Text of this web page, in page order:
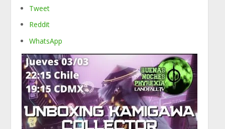
Tweet
Reddit
WhatsApp